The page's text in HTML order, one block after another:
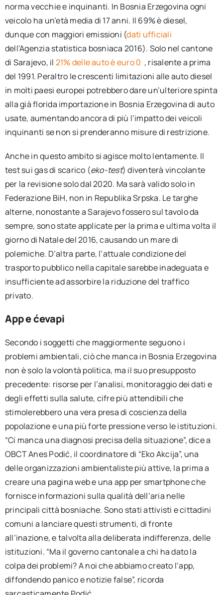
norma vecchie e inquinanti. In Bosnia Erzegovina ogni
veicolo ha un’età media di 17 anni. Il 69% è diesel,
dunque con maggiori emissioni (dati ufficiali
dell’Agenzia statistica bosniaca 2016). Solo nel cantone
di Sarajevo, il 21% delle auto è euro 0 , risalente a prima
del 1991. Peraltro le crescenti limitazioni alle auto diesel
in molti paesi europei potrebbero dare un’ulteriore spinta
alla già florida importazione in Bosnia Erzegovina di auto
usate, aumentando ancora di più l’impatto dei veicoli
inquinanti se non si prenderanno misure di restrizione.
Anche in questo ambito si agisce molto lentamente. Il
test sui gas di scarico (eko-test) diventerà vincolante
per la revisione solo dal 2020. Ma sarà valido solo in
Federazione BiH, non in Republika Srpska. Le targhe
alterne, nonostante a Sarajevo fossero sul tavolo da
sempre, sono state applicate per la prima e ultima volta il
giorno di Natale del 2016, causando un mare di
polemiche. D’altra parte, l’attuale condizione del
trasporto pubblico nella capitale sarebbe inadeguata e
insufficiente ad assorbire la riduzione del traffico
privato.
App e ćevapi
Secondo i soggetti che maggiormente seguono i
problemi ambientali, ciò che manca in Bosnia Erzegovina
non è solo la volontà politica, ma il suo presupposto
precedente: risorse per l’analisi, monitoraggio dei dati e
degli effetti sulla salute, cifre più attendibili che
stimolerebbero una vera presa di coscienza della
popolazione e una più forte pressione verso le istituzioni.
“Ci manca una diagnosi precisa della situazione”, dice a
OBCT Anes Podić, il coordinatore di “Eko Akcija”, una
delle organizzazioni ambientaliste più attive, la prima a
creare una pagina web e una app per smartphone che
fornisce informazioni sulla qualità dell’aria nelle
principali città bosniache. Sono stati attivisti e cittadini
comuni a lanciare questi strumenti, di fronte
all’inazione, e talvolta alla deliberata indifferenza, delle
istituzioni. “Ma il governo cantonale a chi ha dato la
colpa dei problemi? A noi che abbiamo creato l’app,
diffondendo panico e notizie false”, ricorda